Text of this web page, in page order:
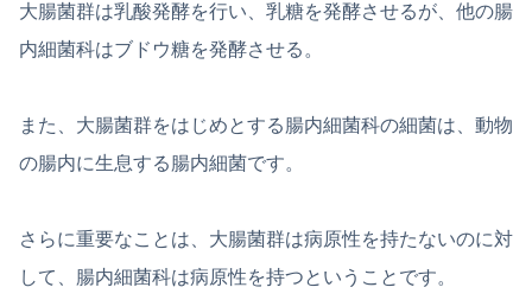
大腸菌群は乳酸発酵を行い、乳糖を発酵させるが、他の腸
内細菌科はブドウ糖を発酵させる。
また、大腸菌群をはじめとする腸内細菌科の細菌は、動物
の腸内に生息する腸内細菌です。
さらに重要なことは、大腸菌群は病原性を持たないのに対
して、腸内細菌科は病原性を持つということです。